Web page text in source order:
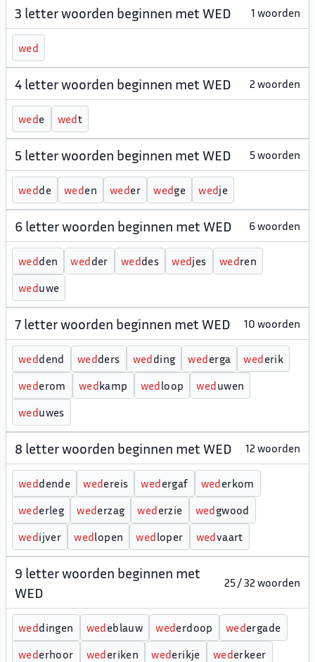
3 letter woorden beginnen met WED 1 woorden
wed
4 letter woorden beginnen met WED 2 woorden
wede wedt
5 letter woorden beginnen met WED 5 woorden
wedde weden weder wedge wedje
6 letter woorden beginnen met WED 6 woorden
wedden wedder weddes wedjes wedren
weduwe
7 letter woorden beginnen met WED 10 woorden
weddend wedders wedding wederga wederik
wederom wedkamp wedloop weduwen
weduwes
8 letter woorden beginnen met WED 12 woorden
weddende wedereis wedergaf wederkom
wederleg wederzag wederzie wedgwood
wedijver wedlopen wedloper wedvaart
9 letter woorden beginnen met
WED
25 / 32 woorden
weddingen wedeblauw wederdoop wedergade
wederhoor wederiken wederikje wederkeer